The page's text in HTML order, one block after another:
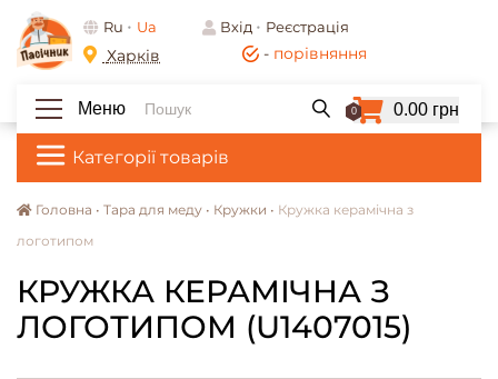
- порівняння
Ru Ua Вхід Реєстрація
Харків
Категорії товарів
Меню 0 0.00 грн
Головна • Тара для меду • Кружки • Кружка керамічна з
логотипом
КРУЖКА КЕРАМІЧНА З
ЛОГОТИПОМ (U1407015)